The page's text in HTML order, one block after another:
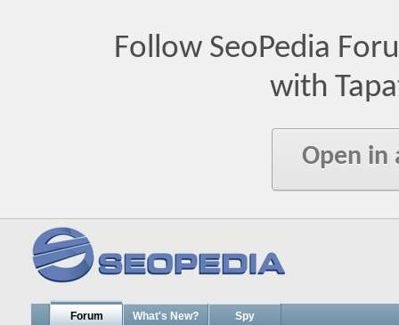
Follow SeoPedia
with
Open in
Forum What's New? Spy